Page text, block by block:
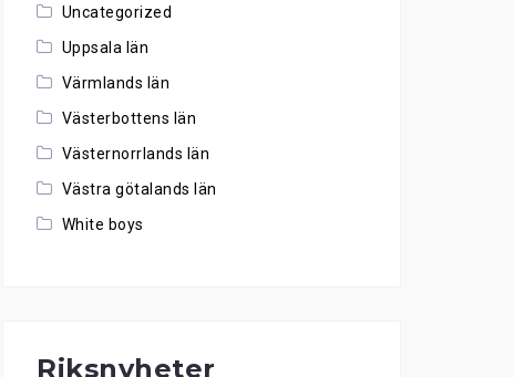
Uncategorized
Uppsala län
Värmlands län
Västerbottens län
Västernorrlands län
Västra götalands län
White boys
Riksnyheter